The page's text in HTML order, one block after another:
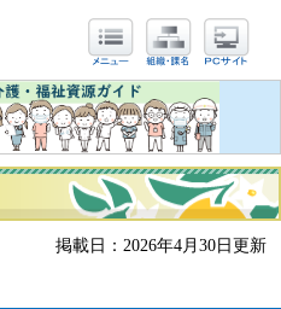
掲載日：2026年4月30日更新